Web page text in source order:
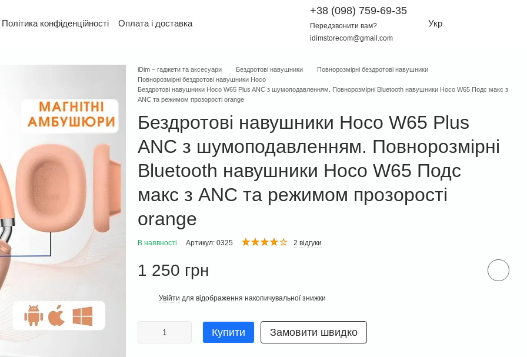
Політика конфіденційності
Оплата і доставка
+38 (098) 759-69-35
Передзвонити вам?
idimstorecom@gmail.com
Укр
iDim – гаджети та аксесуари Бездротові навушники
Повнорозмірні бездротові навушники
Повнорозмірні бездротові навушники Hoco
Бездротові навушники Hoco W65 Plus ANC з шумоподавленням. Повнорозмірні Bluetooth навушники Hoco W65 Подс макс з
ANC та режимом прозорості orange
Бездротові навушники Hoco W65 Plus
ANC з шумоподавленням. Повнорозмірні
Bluetooth навушники Hoco W65 Подс
макс з ANC та режимом прозорості
orange
В наявності Артикул: 0325 2 відгуки
1 250 грн
Увійти для відображення накопичувальної знижки
Купити Замовити швидко